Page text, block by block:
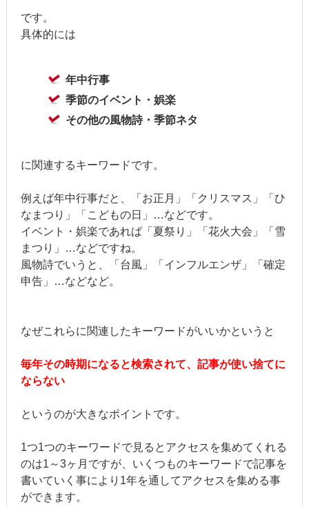
です。
具体的には
年中行事
季節のイベント・娯楽
その他の風物詩・季節ネタ
に関連するキーワードです。
例えば年中行事だと、「お正月」「クリスマス」「ひ
なまつり」「こどもの日」…などです。
イベント・娯楽であれば「夏祭り」「花火大会」「雪
まつり」…などですね。
風物詩でいうと、「台風」「インフルエンザ」「確定
申告」…などなど。
なぜこれらに関連したキーワードがいいかというと
毎年その時期になると検索されて、記事が使い捨てに
ならない
というのが大きなポイントです。
1つ1つのキーワードで見るとアクセスを集めてくれる
のは1～3ヶ月ですが、いくつものキーワードで記事を
書いていく事により1年を通してアクセスを集める事
ができます。